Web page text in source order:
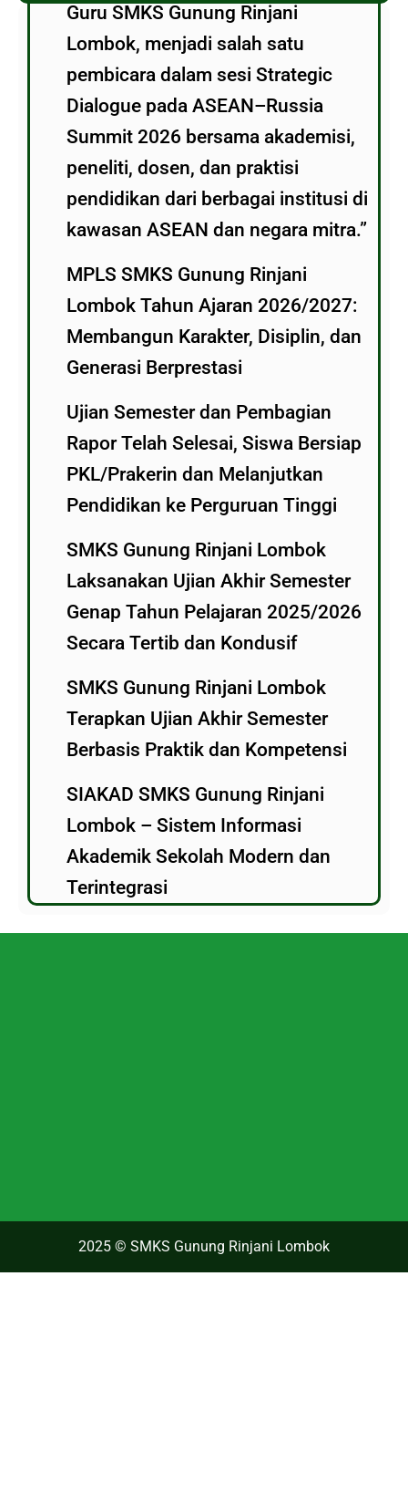
Guru SMKS Gunung Rinjani
Lombok, menjadi salah satu
pembicara dalam sesi Strategic
Dialogue pada ASEAN–Russia
Summit 2026 bersama akademisi,
peneliti, dosen, dan praktisi
pendidikan dari berbagai institusi di
kawasan ASEAN dan negara mitra.”
MPLS SMKS Gunung Rinjani
Lombok Tahun Ajaran 2026/2027:
Membangun Karakter, Disiplin, dan
Generasi Berprestasi
Ujian Semester dan Pembagian
Rapor Telah Selesai, Siswa Bersiap
PKL/Prakerin dan Melanjutkan
Pendidikan ke Perguruan Tinggi
SMKS Gunung Rinjani Lombok
Laksanakan Ujian Akhir Semester
Genap Tahun Pelajaran 2025/2026
Secara Tertib dan Kondusif
SMKS Gunung Rinjani Lombok
Terapkan Ujian Akhir Semester
Berbasis Praktik dan Kompetensi
SIAKAD SMKS Gunung Rinjani
Lombok – Sistem Informasi
Akademik Sekolah Modern dan
Terintegrasi
2025 © SMKS Gunung Rinjani Lombok